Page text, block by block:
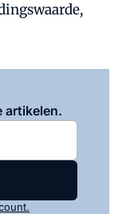
artikelen.